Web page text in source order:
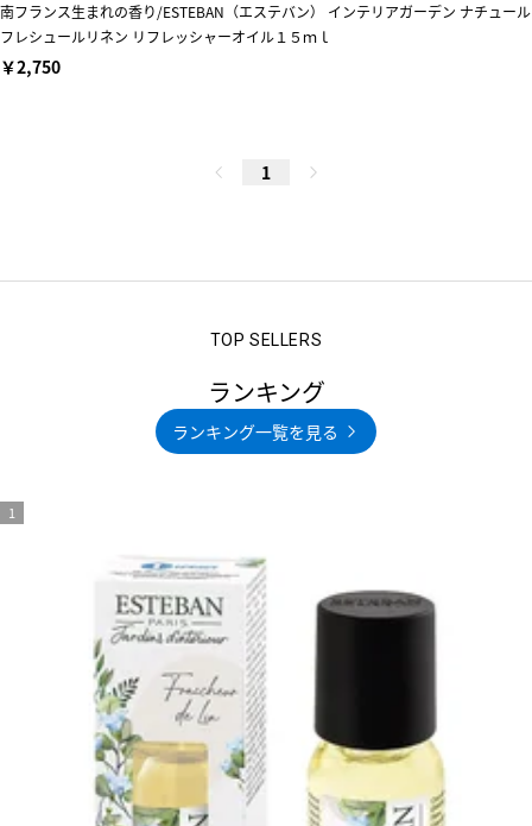
南フランス生まれの香り/ESTEBAN（エステバン） インテリアガーデン ナチュール
フレシュールリネン リフレッシャーオイル１５ｍｌ
￥2,750
1
ランキング
ランキング一覧を見る